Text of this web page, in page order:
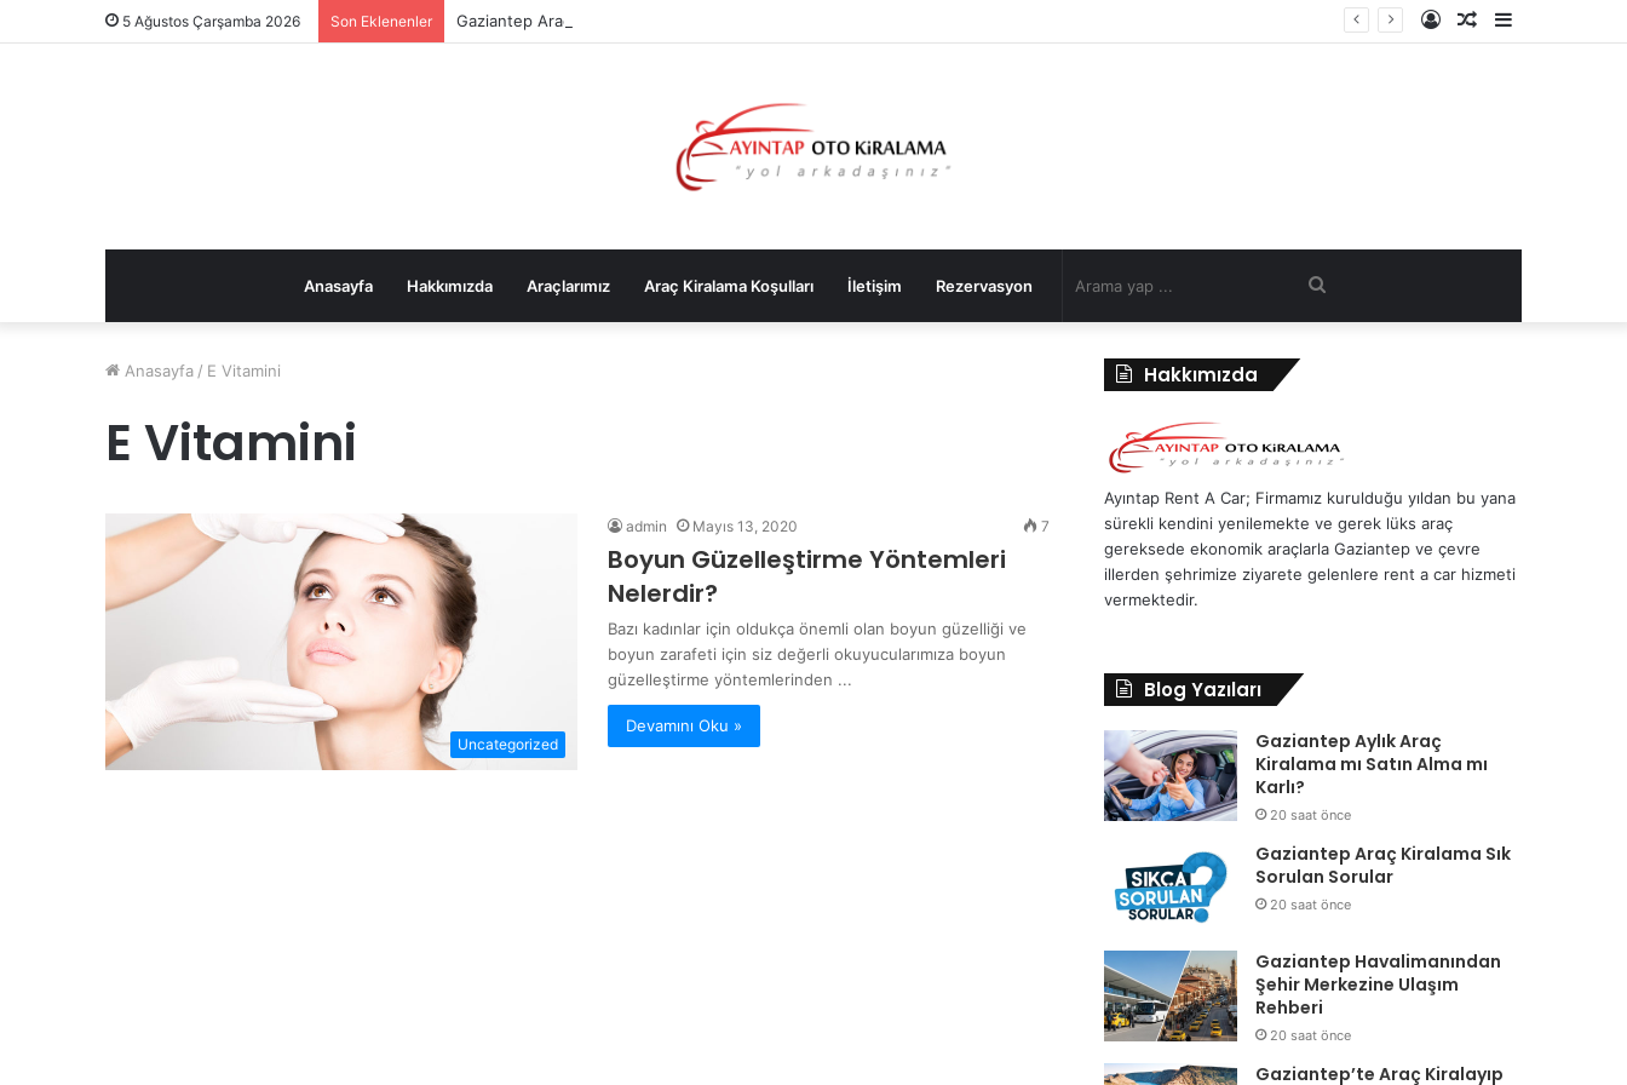
5 Ağustos Çarşamba 2026 Son Eklenenler Gaziantep Araç Kiralama Sık Sorulan Sorular
Kenar
Rastgele
Kayıt
Anasayfa Hakkımızda Araçlarımız Araç Kiralama Koşulları İletişim Rezervasyon Arama
Anasayfa / E Vitamini
E Vitamini
Uncategorized
admin Mayıs 13, 2020 7
Boyun Güzelleştirme Yöntemleri
Nelerdir?
Bazı kadınlar için oldukça önemli olan boyun güzelliği ve
boyun zarafeti için siz değerli okuyucularımıza boyun
güzelleştirme yöntemlerinden ...
Devamını Oku »
Hakkımızda
Ayıntap Rent A Car; Firmamız kurulduğu yıldan bu yana
sürekli kendini yenilemekte ve gerek lüks araç
gereksede ekonomik araçlarla Gaziantep ve çevre
illerden şehrimize ziyarete gelenlere rent a car hizmeti
vermektedir.
Blog Yazıları
Gaziantep Aylık Araç
Kiralama mı Satın Alma mı
Karlı?
20 saat önce
Gaziantep Araç Kiralama Sık
Sorulan Sorular
20 saat önce
Gaziantep Havalimanından
Şehir Merkezine Ulaşım
Rehberi
20 saat önce
Gaziantep’te Araç Kiralayıp